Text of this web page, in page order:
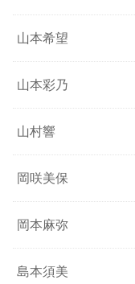
山本希望
山本彩乃
山村響
岡咲美保
岡本麻弥
島本須美